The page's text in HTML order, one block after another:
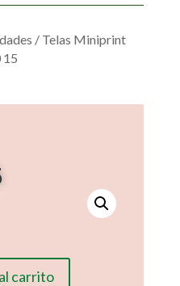
/ Telas Miniprint
15
carrito